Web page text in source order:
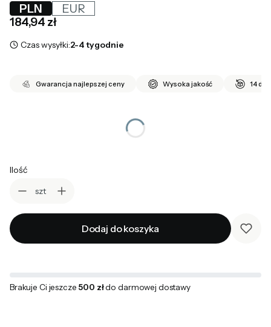
PLN
EUR
Cena
184,94 zł
Czas wysyłki:2-4 tygodnie
Gwarancja najlepszej ceny Wysoka jakość 14 dni
Ilość
szt
Dodaj do koszyka
Brakuje Ci jeszcze 500 złdo darmowej dostawy